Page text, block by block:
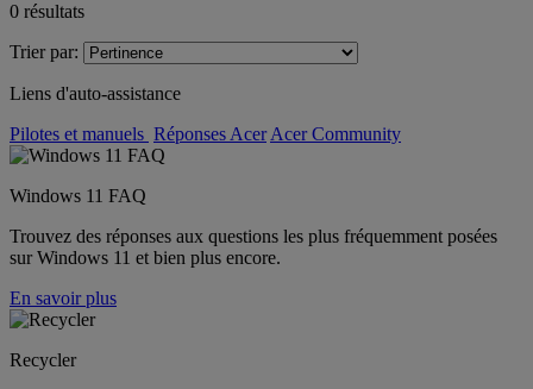
0 résultats
Trier par:
Liens d'auto-assistance
Pilotes et manuels Réponses Acer Acer Community
Windows 11 FAQ
Trouvez des réponses aux questions les plus fréquemment posées
sur Windows 11 et bien plus encore.
En savoir plus
Recycler